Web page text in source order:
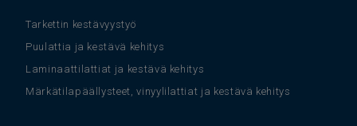
Tarkettin kestävyystyö
Puulattia ja kestävä kehitys
Laminaattilattiat ja kestävä kehitys
Märkätilapäällysteet, vinyylilattiat ja kestävä kehitys